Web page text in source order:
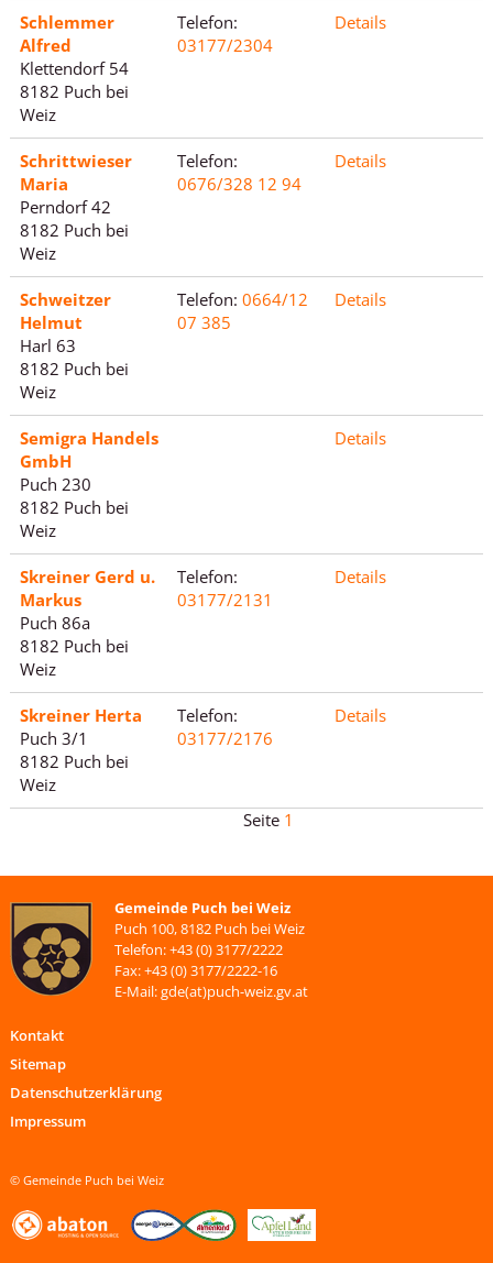
Schlemmer
Alfred
Klettendorf 54
8182 Puch bei
Weiz
Telefon:
03177/2304
Details
Schrittwieser
Maria
Perndorf 42
8182 Puch bei
Weiz
Telefon:
0676/328 12 94
Details
Schweitzer
Helmut
Harl 63
8182 Puch bei
Weiz
Telefon: 0664/12
07 385
Details
Semigra Handels
GmbH
Puch 230
8182 Puch bei
Weiz
Details
Skreiner Gerd u.
Markus
Puch 86a
8182 Puch bei
Weiz
Telefon:
03177/2131
Details
Skreiner Herta
Puch 3/1
8182 Puch bei
Weiz
Telefon:
03177/2176
Details
1
Gemeinde Puch bei Weiz
Puch 100, 8182 Puch bei Weiz
Telefon: +43 (0) 3177/2222
Fax: +43 (0) 3177/2222-16
E-Mail: gde(at)puch-weiz.gv.at
Kontakt
Sitemap
Datenschutzerklärung
Impressum
© Gemeinde Puch bei Weiz